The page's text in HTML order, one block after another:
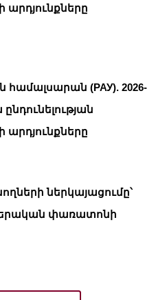
արդյունքները
համալսարան (РАУ). 2026-
արդյունքները
ներկայացումը՝
փառատոնի